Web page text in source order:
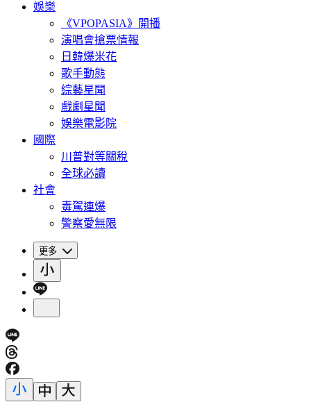
娛樂
《VPOPASIA》開播
演唱會搶票情報
日韓爆米花
歌手動態
綜藝星聞
戲劇星聞
娛樂電影院
國際
川普對等關稅
全球必讀
社會
毒駕連爆
警察愛無限
更多